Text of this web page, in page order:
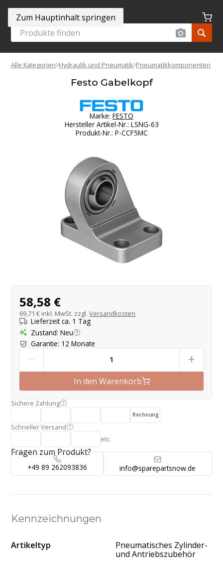
Zum Hauptinhalt springen
Alle Kategorien Hydraulik und Pneumatik Pneumatikkomponenten
Festo Gabelkopf
Marke: FESTO
Hersteller Artikel-Nr.: LSNG-63
Produkt-Nr.: P-CCF5MC
Produktangebot
58,58 €
69,71 € inkl. MwSt. zzgl.Versandkosten
Lieferzeit ca. 1 Tag
Zustand: Neu
Garantie: 12 Monate
- +
In den Warenkorb
Sichere Zahlung
Rechnung
Schneller Versand
etc.
Fragen zum Produkt?
+49 89 262093836 info@sparepartsnow.de
Kennzeichnungen
Artikeltyp
Pneumatisches Zylinder-
und Antriebszubehör